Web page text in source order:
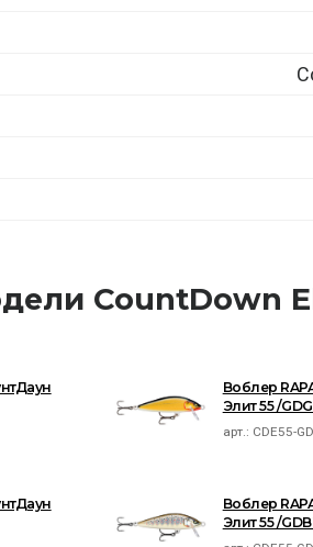
CountDown
Воблер
Элит 55 /
арт.: CDE55-
Воблер
Элит 55 /